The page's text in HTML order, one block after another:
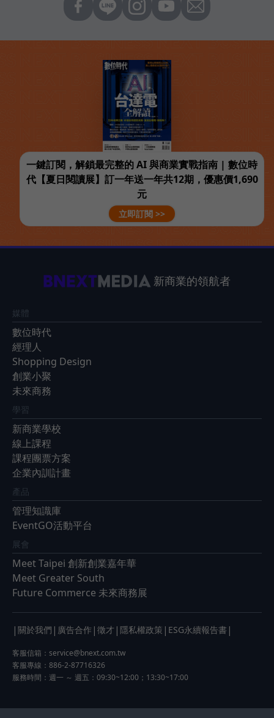
一鍵訂閱，解鎖最完整的 AI 與商業實戰指南 | 數位時
代【夏日閱讀展】訂一年送一年共12期，優惠價1,690
元
立即訂閱 >>
新商業的領航者
媒體
數位時代
經理人
Shopping Design
創業小聚
未來商務
學習
新商業學校
線上課程
課程團票方案
企業內訓計畫
產品
管理知識庫
EventGO活動平台
展會
Meet Taipei 創新創業嘉年華
Meet Greater South
Future Commerce 未來商務展
| 關於我們 | 廣告合作 | 徵才 | 隱私權政策 | ESG永續報告書 |
客服信箱： service@bnext.com.tw
客服專線：886-2-87716326
服務時間：週一 ～ 週五：09:30~12:00；13:30~17:00